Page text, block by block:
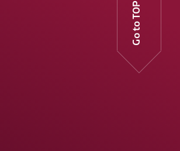
Go to TOP